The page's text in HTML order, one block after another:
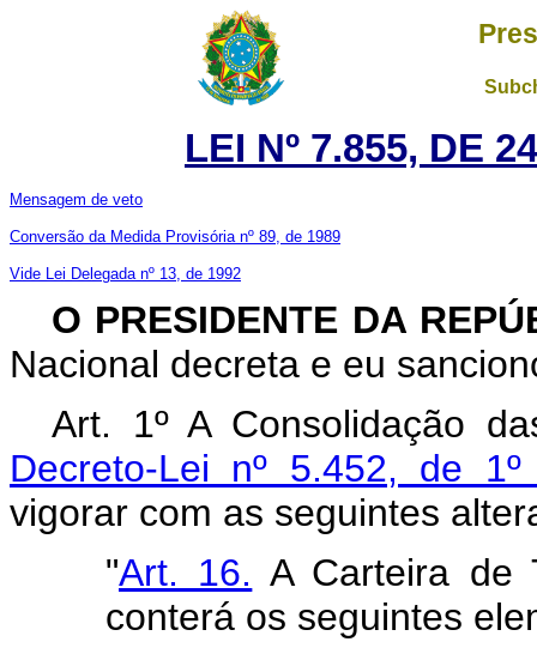
LEI Nº 7.855, DE
Mensagem de veto
Conversão da Medida Provisória nº 89, de 1989
Vide Lei Delegada nº 13, de 1992
O PRESIDENTE DA
Nacional decreta e eu
Art. 1º A Consolidação
Decreto-Lei nº 5.452, de
vigorar com as seguintes
"Art. 16. A Carteira de
conterá os seguintes